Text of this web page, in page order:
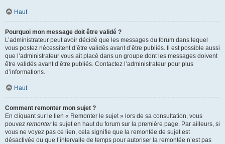
Haut
Pourquoi mon message doit être validé ?
L’administrateur peut avoir décidé que les messages du forum dans lequel
vous postez nécessitent d’être validés avant d’être publiés. Il est possible aussi
que l’administrateur vous ait placé dans un groupe dont les messages doivent
être validés avant d’être publiés. Contactez l’administrateur pour plus
d’informations.
Haut
Comment remonter mon sujet ?
En cliquant sur le lien « Remonter le sujet » lors de sa consultation, vous
pouvez remonterle sujet en haut du forum sur la première page. Par ailleurs, si
vous ne voyez pas ce lien, cela signifie que la remontée de sujet est
désactivée ou que l’intervalle de temps pour autoriser la remontée n’est pas